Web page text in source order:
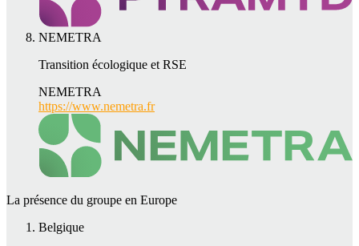
NEMETRA
Transition écologique et RSE
NEMETRA
https://www.nemetra.fr
La présence du groupe en Europe
Belgique